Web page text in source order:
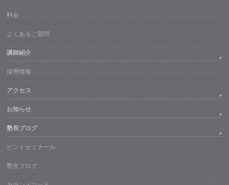
料金
よくあるご質問
講師紹介
採用情報
アクセス
お知らせ
塾長ブログ
ピントゼミナール
塾生ブログ